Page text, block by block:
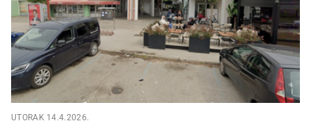
UTORAK 14.4.2026.